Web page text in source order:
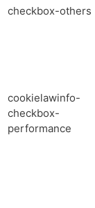
checkbox-others
cookielawinfo-
checkbox-
performance